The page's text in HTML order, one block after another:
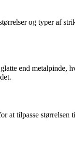
og typer af
end metalpinde,
tilpasse størrelsen